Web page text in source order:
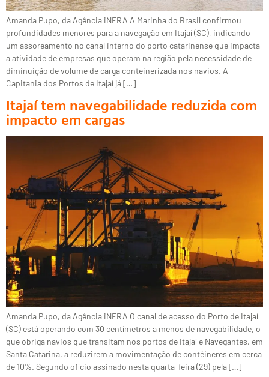
Amanda Pupo, da Agência iNFRA A Marinha do Brasil confirmou
profundidades menores para a navegação em Itajaí (SC), indicando
um assoreamento no canal interno do porto catarinense que impacta
a atividade de empresas que operam na região pela necessidade de
diminuição de volume de carga conteinerizada nos navios. A
Capitania dos Portos de Itajaí já […]
Itajaí tem navegabilidade reduzida com
impacto em cargas
Amanda Pupo, da Agência iNFRA O canal de acesso do Porto de Itajaí
(SC) está operando com 30 centímetros a menos de navegabilidade, o
que obriga navios que transitam nos portos de Itajaí e Navegantes, em
Santa Catarina, a reduzirem a movimentação de contêineres em cerca
de 10%. Segundo ofício assinado nesta quarta-feira (29) pela […]